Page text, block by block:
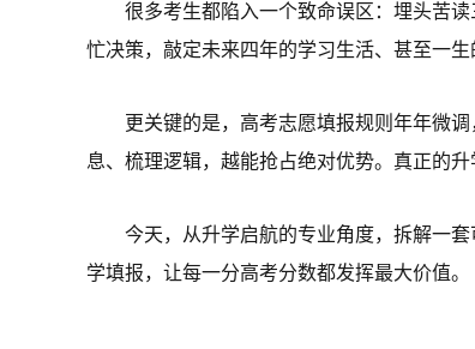
很多考生都陷入一个致命误区：埋头苦
忙决策，敲定未来四年的学习生活、甚至一生
更关键的是，高考志愿填报规则年年微
息、梳理逻辑，越能抢占绝对优势。真正的
今天，从升学启航的专业角度，拆解一
学填报，让每一分高考分数都发挥最大价值。